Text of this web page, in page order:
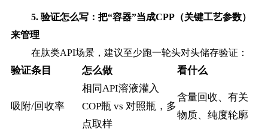
5. 验证怎么写：把“容器”当成CPP（关键工艺参数）
来管理
在肽类API场景，建议至少跑一轮头对头储存验证：
验证条目 怎么做 看什么
吸附/回收率
相同API溶液灌入
COP瓶 vs 对照瓶，多
点取样
含量回收、有关
物质、纯度轮廓